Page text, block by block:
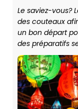
Le saviez-vous?
des couteaux
un bon départ
des préparatifs